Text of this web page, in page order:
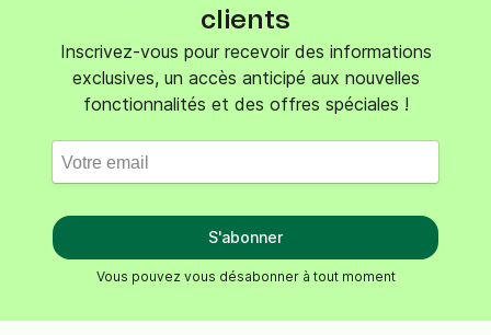
clients
Inscrivez-vous pour recevoir des informations
exclusives, un accès anticipé aux nouvelles
fonctionnalités et des offres spéciales !
S'abonner
Vous pouvez vous désabonner à tout moment